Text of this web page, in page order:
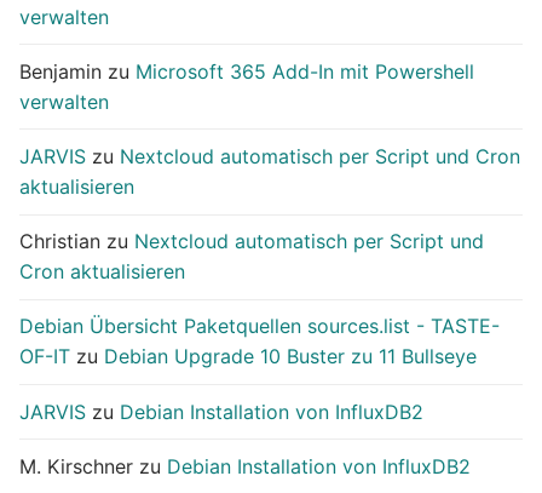
verwalten
Benjamin zu Microsoft 365 Add-In mit Powershell
verwalten
JARVIS zu Nextcloud automatisch per Script und Cron
aktualisieren
Christian zu Nextcloud automatisch per Script und
Cron aktualisieren
Debian Übersicht Paketquellen sources.list - TASTE-
OF-IT zu Debian Upgrade 10 Buster zu 11 Bullseye
JARVIS zu Debian Installation von InfluxDB2
M. Kirschner zu Debian Installation von InfluxDB2